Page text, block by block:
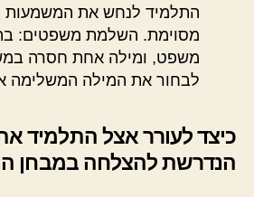
התלמיד לנחש את המשמעות
מסוימת. השלמת משפטים:
משפט, ומילה אחת חסרה
לבחור את המילה
כיצד לעורר אצל התלמיד
הנדרשת להצלחה במבחן